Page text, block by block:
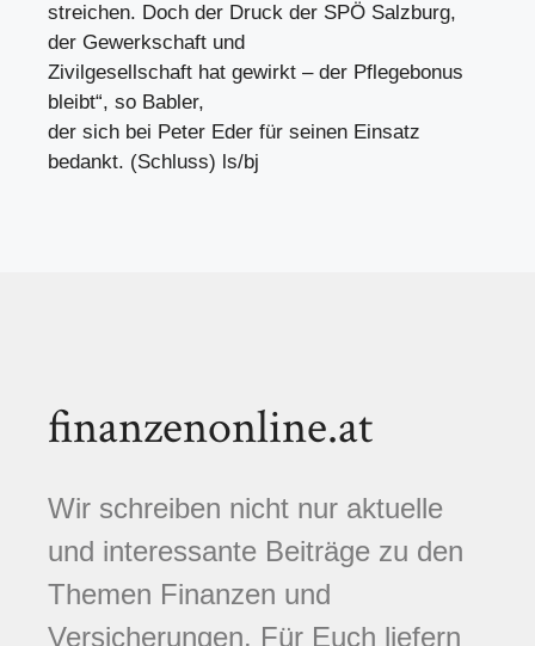
streichen. Doch der Druck der SPÖ Salzburg,
der Gewerkschaft und
Zivilgesellschaft hat gewirkt – der Pflegebonus
bleibt“, so Babler,
der sich bei Peter Eder für seinen Einsatz
bedankt. (Schluss) ls/bj
finanzenonline.at
Wir schreiben nicht nur aktuelle
und interessante Beiträge zu den
Themen Finanzen und
Versicherungen. Für Euch liefern